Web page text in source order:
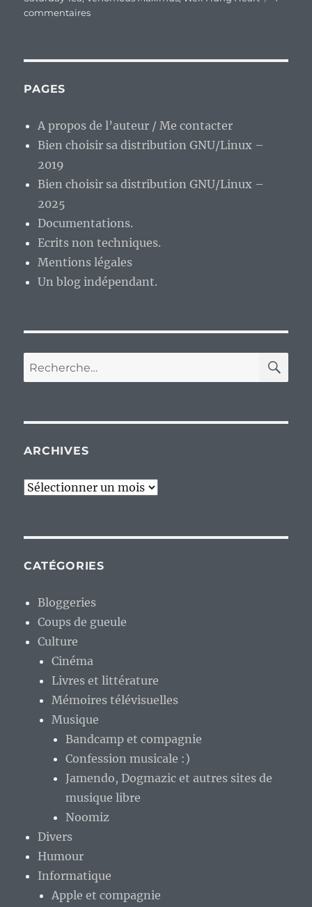
commentairessur
PAGES
A propos de l’auteur / Me contacter
Bien choisir sa distribution GNU/Linux –
2019
Bien choisir sa distribution GNU/Linux –
2025
Documentations.
Ecrits non techniques.
Mentions légales
Un blog indépendant.
Recherche
pour :
ARCHIVES
Archives
CATÉGORIES
Bloggeries
Coups de gueule
Culture
Cinéma
Livres et littérature
Mémoires télévisuelles
Musique
Bandcamp et compagnie
Confession musicale :)
Jamendo, Dogmazic et autres sites de
musique libre
Noomiz
Divers
Humour
Informatique
Apple et compagnie